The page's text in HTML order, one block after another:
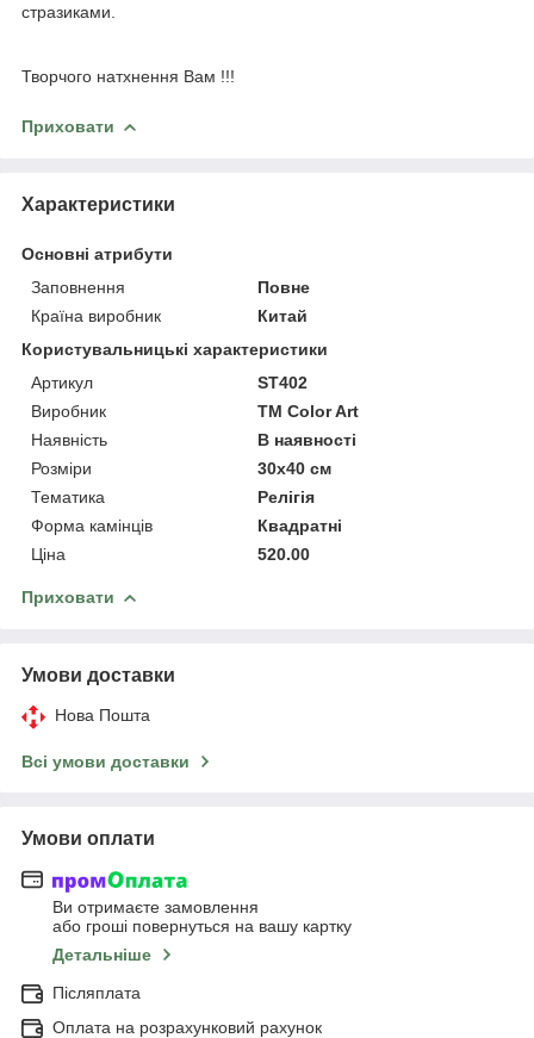
стразиками.
Творчого натхнення Вам !!!
Приховати
Характеристики
Основні атрибути
Заповнення
Повне
Країна виробник
Китай
Користувальницькі характеристики
Артикул
ST402
Виробник
ТМ Color Art
Наявність
В наявності
Розміри
30x40 см
Тематика
Релігія
Форма камінців
Квадратні
Ціна
520.00
Приховати
Умови доставки
Нова Пошта
Всі умови доставки
Умови оплати
Ви отримаєте замовлення
або гроші повернуться на вашу картку
Детальніше
Післяплата
Оплата на розрахунковий рахунок